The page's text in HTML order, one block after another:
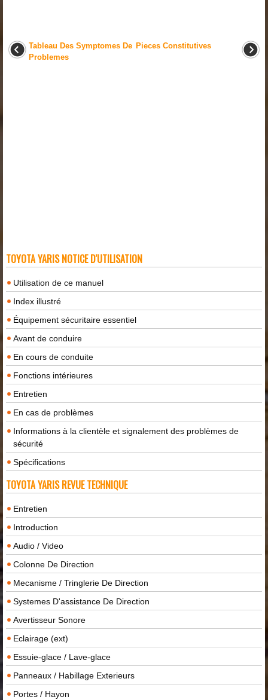
Tableau Des Symptomes De
Problemes
Pieces Constitutives
TOYOTA YARIS NOTICE D'UTILISATION
Utilisation de ce manuel
Index illustré
Équipement sécuritaire essentiel
Avant de conduire
En cours de conduite
Fonctions intérieures
Entretien
En cas de problèmes
Informations à la clientèle et signalement des problèmes de
sécurité
Spécifications
TOYOTA YARIS REVUE TECHNIQUE
Entretien
Introduction
Audio / Video
Colonne De Direction
Mecanisme / Tringlerie De Direction
Systemes D'assistance De Direction
Avertisseur Sonore
Eclairage (ext)
Essuie-glace / Lave-glace
Panneaux / Habillage Exterieurs
Portes / Hayon